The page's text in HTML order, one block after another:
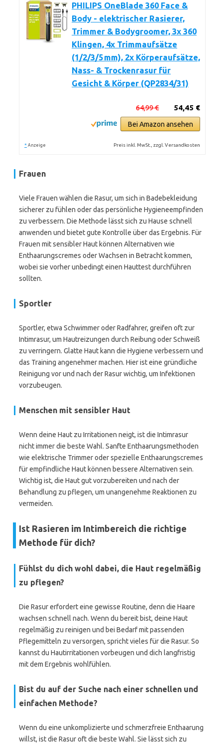
PHILIPS OneBlade 360 Face &
Body - elektrischer Rasierer,
Trimmer & Bodygroomer, 3x 360
Klingen, 4x Trimmaufsätze
(1/2/3/5 mm), 2x Körperaufsätze,
Nass- & Trockenrasur für
Gesicht & Körper (QP2834/31)
54,45 €
64,99 €
Bei Amazon ansehen
* Anzeige Preis inkl. MwSt., zzgl. Versandkosten
Frauen
Viele Frauen wählen die Rasur, um sich in Badebekleidung
sicherer zu fühlen oder das persönliche Hygieneempfinden
zu verbessern. Die Methode lässt sich zu Hause schnell
anwenden und bietet gute Kontrolle über das Ergebnis. Für
Frauen mit sensibler Haut können Alternativen wie
Enthaarungscremes oder Wachsen in Betracht kommen,
wobei sie vorher unbedingt einen Hauttest durchführen
sollten.
Sportler
Sportler, etwa Schwimmer oder Radfahrer, greifen oft zur
Intimrasur, um Hautreizungen durch Reibung oder Schweiß
zu verringern. Glatte Haut kann die Hygiene verbessern und
das Training angenehmer machen. Hier ist eine gründliche
Reinigung vor und nach der Rasur wichtig, um Infektionen
vorzubeugen.
Menschen mit sensibler Haut
Wenn deine Haut zu Irritationen neigt, ist die Intimrasur
nicht immer die beste Wahl. Sanfte Enthaarungsmethoden
wie elektrische Trimmer oder spezielle Enthaarungscremes
für empfindliche Haut können bessere Alternativen sein.
Wichtig ist, die Haut gut vorzubereiten und nach der
Behandlung zu pflegen, um unangenehme Reaktionen zu
vermeiden.
Ist Rasieren im Intimbereich die richtige
Methode für dich?
Fühlst du dich wohl dabei, die Haut regelmäßig
zu pflegen?
Die Rasur erfordert eine gewisse Routine, denn die Haare
wachsen schnell nach. Wenn du bereit bist, deine Haut
regelmäßig zu reinigen und bei Bedarf mit passenden
Pflegemitteln zu versorgen, spricht vieles für die Rasur. So
kannst du Hautirritationen vorbeugen und dich langfristig
mit dem Ergebnis wohlfühlen.
Bist du auf der Suche nach einer schnellen und
einfachen Methode?
Wenn du eine unkomplizierte und schmerzfreie Enthaarung
willst, ist die Rasur oft die beste Wahl. Sie lässt sich zu